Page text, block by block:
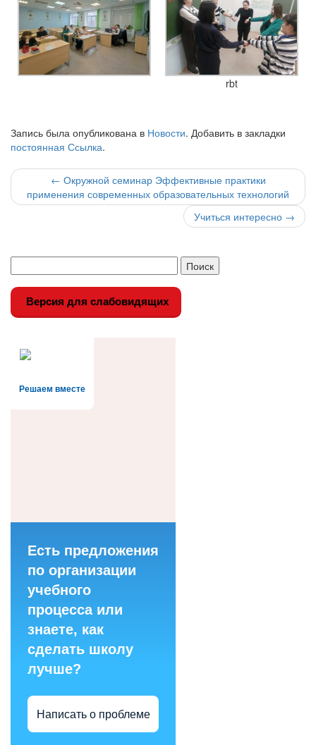
rbt
Запись была опубликована в Новости. Добавить в закладки
постоянная Ссылка.
Навигация
по
← Окружной семинар Эффективные практики
применения современных образовательных технологий
Учиться интересно →
Версия для слабовидящих
Решаем вместе
Есть предложения
по организации
учебного
процесса или
знаете, как
сделать школу
лучше?
Написать о проблеме